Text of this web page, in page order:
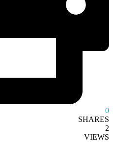
0
SHARES
2
VIEWS